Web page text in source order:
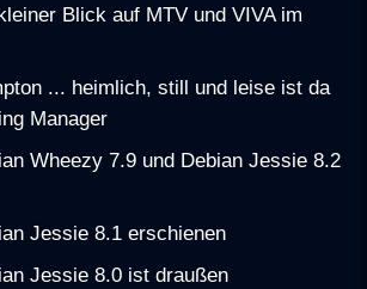
Blick auf MTV und VIVA im
... heimlich, still und leise ist da
Manager
Wheezy 7.9 und Debian Jessie 8.2
Jessie 8.1 erschienen
Jessie 8.0 ist draußen